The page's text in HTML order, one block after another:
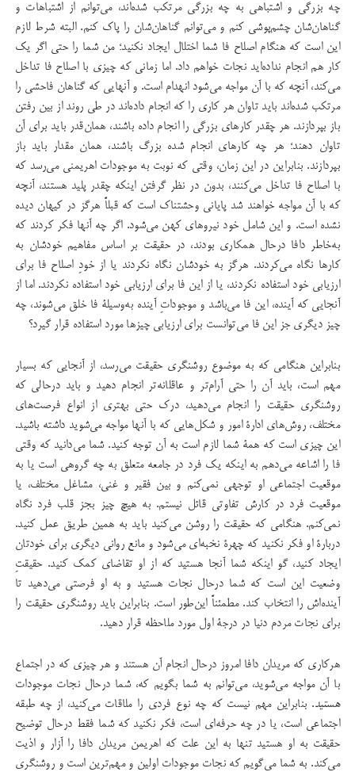
چه بزرگی و اشتباهی به چه بزرگی مرتكب شده‌اند، می‌توانم از اشتباهات و
گناهان‌شان چشم‌پوشی كنم و می‌توانم گناهان‌شان را پاك كنم. البته شرط لازم
این است كه هنگام اصلاح فا شما اختلال ایجاد نكنید؛ من شما را حتی اگر یک
كار هم انجام نداده‌اید نجات خواهم داد. اما زمانی كه چیزی با اصلاح فا تداخل
می‌كند، آنچه كه با آن مواجه می‌شود انهدام است. و آنهایی كه گناهان فاحشی را
مرتكب شده‌اند باید تاوان هر كاری را كه انجام داده‌اند در طی روند از بین رفتن
باز بپردازند. هر چقدر کارهای بزرگی را انجام داده باشند، همان‌قدر باید برای آن
تاوان دهند؛ هر چه كارهای انجام شده بزرگ باشند، همان مقدار باید باز
بپردازند. بنابراین در این زمان، وقتی كه نوبت به موجودات اهریمنی می‌رسد كه
با اصلاح فا تداخل می‌كنند، بدون در نظر گرفتن اینكه چقدر پلید هستند، آنچه
كه با آن مواجه خواهند شد پایانی وحشتناك است كه قبلاً هرگز در كیهان دیده
نشده است. و این شامل خود نیروهای كهن می‌‌شود. اگر چه آنها فكر كردند كه
به‌خاطر دافا درحال همكاری بودند، در حقیقت بر اساس مفاهیم خودشان به
كارها نگاه می‌كردند. هرگز به خودشان نگاه نكردند یا از خود‌ِ اصلاح فا برای
ارزیابی خود استفاده نکردند، یا از این فا برای ارزیابی خود استفاده نکردند. اما از
آنجایی كه آینده، این فا می‌باشد و موجوداتِ آینده به‌وسیلۀ فا خلق می‌شوند، چه
چیز دیگری جز این فا می‌‌توانست برای ارزیابی چیزها مورد استفاده قرار گیرد؟
بنابراین هنگامی كه به موضوع روشنگری حقیقت می‌رسد، از آنجایی كه بسیار
مهم است، باید آن را حتی آرام‌تر و عاقلانه‌تر انجام دهید و باید درحالی كه
روشنگری حقیقت را انجام می‌دهید، درك حتی بهتری از انواع فرصت‌های
مختلف، روش‌های ادارۀ امور و شکل‌‌هایی كه با آنها مواجه می‌شوید داشته باشید.
این چیزی است كه همۀ شما لازم است به آن توجه كنید. شما می‌دانید كه وقتی
فا را اشاعه می‌دهم به اینكه یك فرد در جامعه متعلق به چه گروهی است یا به
موقعیت اجتماعی او توجهی نمی‌كنم و بین فقیر و غنی، مشاغل مختلف، یا
موقعیت فرد در كارش تفاوتی قائل نیستم. به هیچ چیز بجز قلب فرد نگاه
نمی‌كنم. هنگامی كه حقیقت را روشن می‌كنید باید به همین طریق عمل كنید.
دربارۀ او فكر نكنید كه چهرۀ نخبه‌ای می‌شود و مانع روانی دیگری برای خودتان
ایجاد كنید، گو اینكه شما آنجا هستید كه از او تقاضای كمك کنید. حقیقت‌ِ
وضعیت این است كه شما درحال نجات هستید و به او فرصتی می‌دهید تا
آینده‌اش را انتخاب كند. مطمئناً این‌‌‌طور است. بنابراین باید روشنگری حقیقت را
برای نجات مردم دنیا در درجۀ اول مورد ملاحظه قرار دهید.
هركاری كه مریدان دافا امروز درحال انجام آن هستند و هر چیزی كه در اجتماع
با آن مواجه می‌شوید، می‌توانم به شما بگویم كه، شما درحال نجات موجودات
هستید. بنابراین مهم نیست كه چه نوع فردی را ملاقات می‌كنید، از چه طبقه
اجتماعی است، یا در چه حرفه‌ای است، فكر نكنید كه شما فقط درحال توضیح
حقیقت به او هستید تنها به این علت كه اهریمن مریدان دافا را آزار و اذیت
می‌كند. به شما می‌گویم كه نجات موجودات اولین و مهم‌ترین است و روشنگری